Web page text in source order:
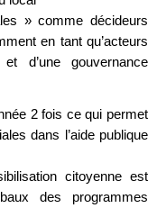
» comme décideurs
en tant qu’acteurs
d’une gouvernance
2 fois ce qui permet
dans l’aide publique
citoyenne est
des programmes